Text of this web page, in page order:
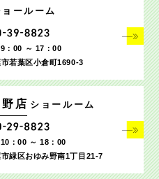
ョールーム
9：00 ～ 17：00
若葉区小倉町1690‐3
店 ショールーム
10：00 ～ 18：00
緑区おゆみ野南1丁目21-7